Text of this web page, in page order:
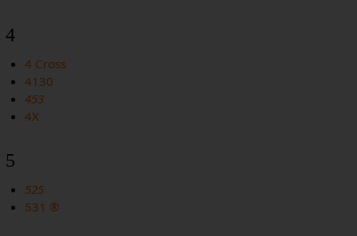
4
4 Cross
4130
453
4X
5
525
531 ®